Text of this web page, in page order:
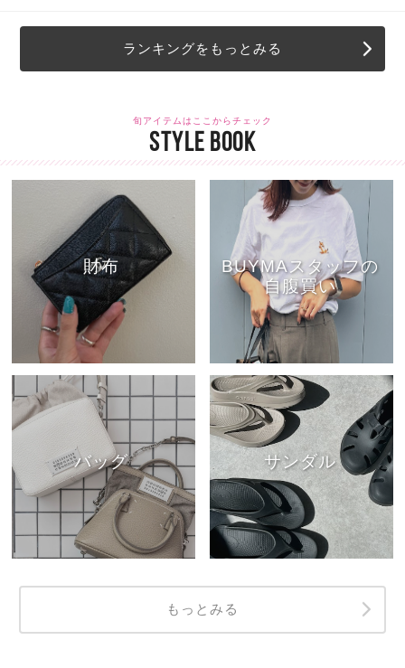
ランキングをもっとみる
旬アイテムはここからチェック
STYLE BOOK
財布
BUYMAスタッフの
自腹買い
バッグ サンダル
もっとみる